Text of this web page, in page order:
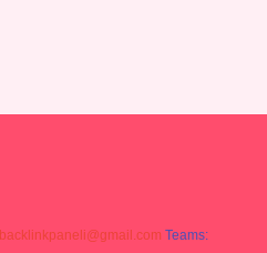
backlinkpaneli@gmail.com Teams: